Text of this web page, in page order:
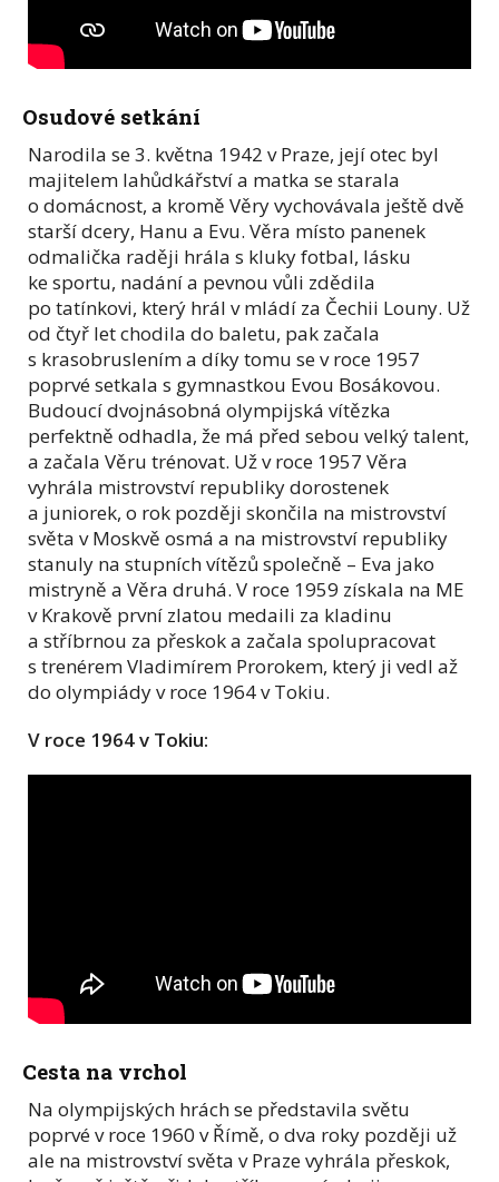
Osudové setkání
Narodila se 3. května 1942 v Praze, její otec byl
majitelem lahůdkářství a matka se starala
o domácnost, a kromě Věry vychovávala ještě dvě
starší dcery, Hanu a Evu. Věra místo panenek
odmalička raději hrála s kluky fotbal, lásku
ke sportu, nadání a pevnou vůli zdědila
po tatínkovi, který hrál v mládí za Čechii Louny. Už
od čtyř let chodila do baletu, pak začala
s krasobruslením a díky tomu se v roce 1957
poprvé setkala s gymnastkou Evou Bosákovou.
Budoucí dvojnásobná olympijská vítězka
perfektně odhadla, že má před sebou velký talent,
a začala Věru trénovat. Už v roce 1957 Věra
vyhrála mistrovství republiky dorostenek
a juniorek, o rok později skončila na mistrovství
světa v Moskvě osmá a na mistrovství republiky
stanuly na stupních vítězů společně – Eva jako
mistryně a Věra druhá. V roce 1959 získala na ME
v Krakově první zlatou medaili za kladinu
a stříbrnou za přeskok a začala spolupracovat
s trenérem Vladimírem Prorokem, který ji vedl až
do olympiády v roce 1964 v Tokiu.
V roce 1964 v Tokiu:
Cesta na vrchol
Na olympijských hrách se představila světu
poprvé v roce 1960 v Římě, o dva roky později už
ale na mistrovství světa v Praze vyhrála přeskok,